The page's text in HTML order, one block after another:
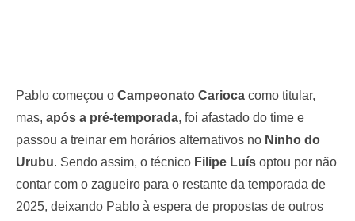
Pablo começou o Campeonato Carioca como titular,
mas, após a pré-temporada, foi afastado do time e
passou a treinar em horários alternativos no Ninho do
Urubu. Sendo assim, o técnico Filipe Luís optou por não
contar com o zagueiro para o restante da temporada de
2025, deixando Pablo à espera de propostas de outros